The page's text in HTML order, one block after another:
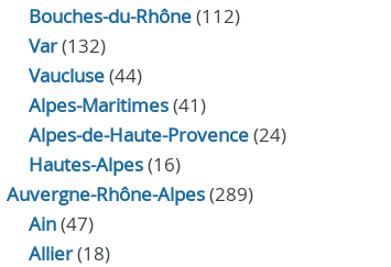
Bouches-du-Rhône(112)
Var(132)
Vaucluse(44)
Alpes-Maritimes(41)
Alpes-de-Haute-Provence(24)
Hautes-Alpes(16)
Auvergne-Rhône-Alpes(289)
Ain(47)
Allier(18)